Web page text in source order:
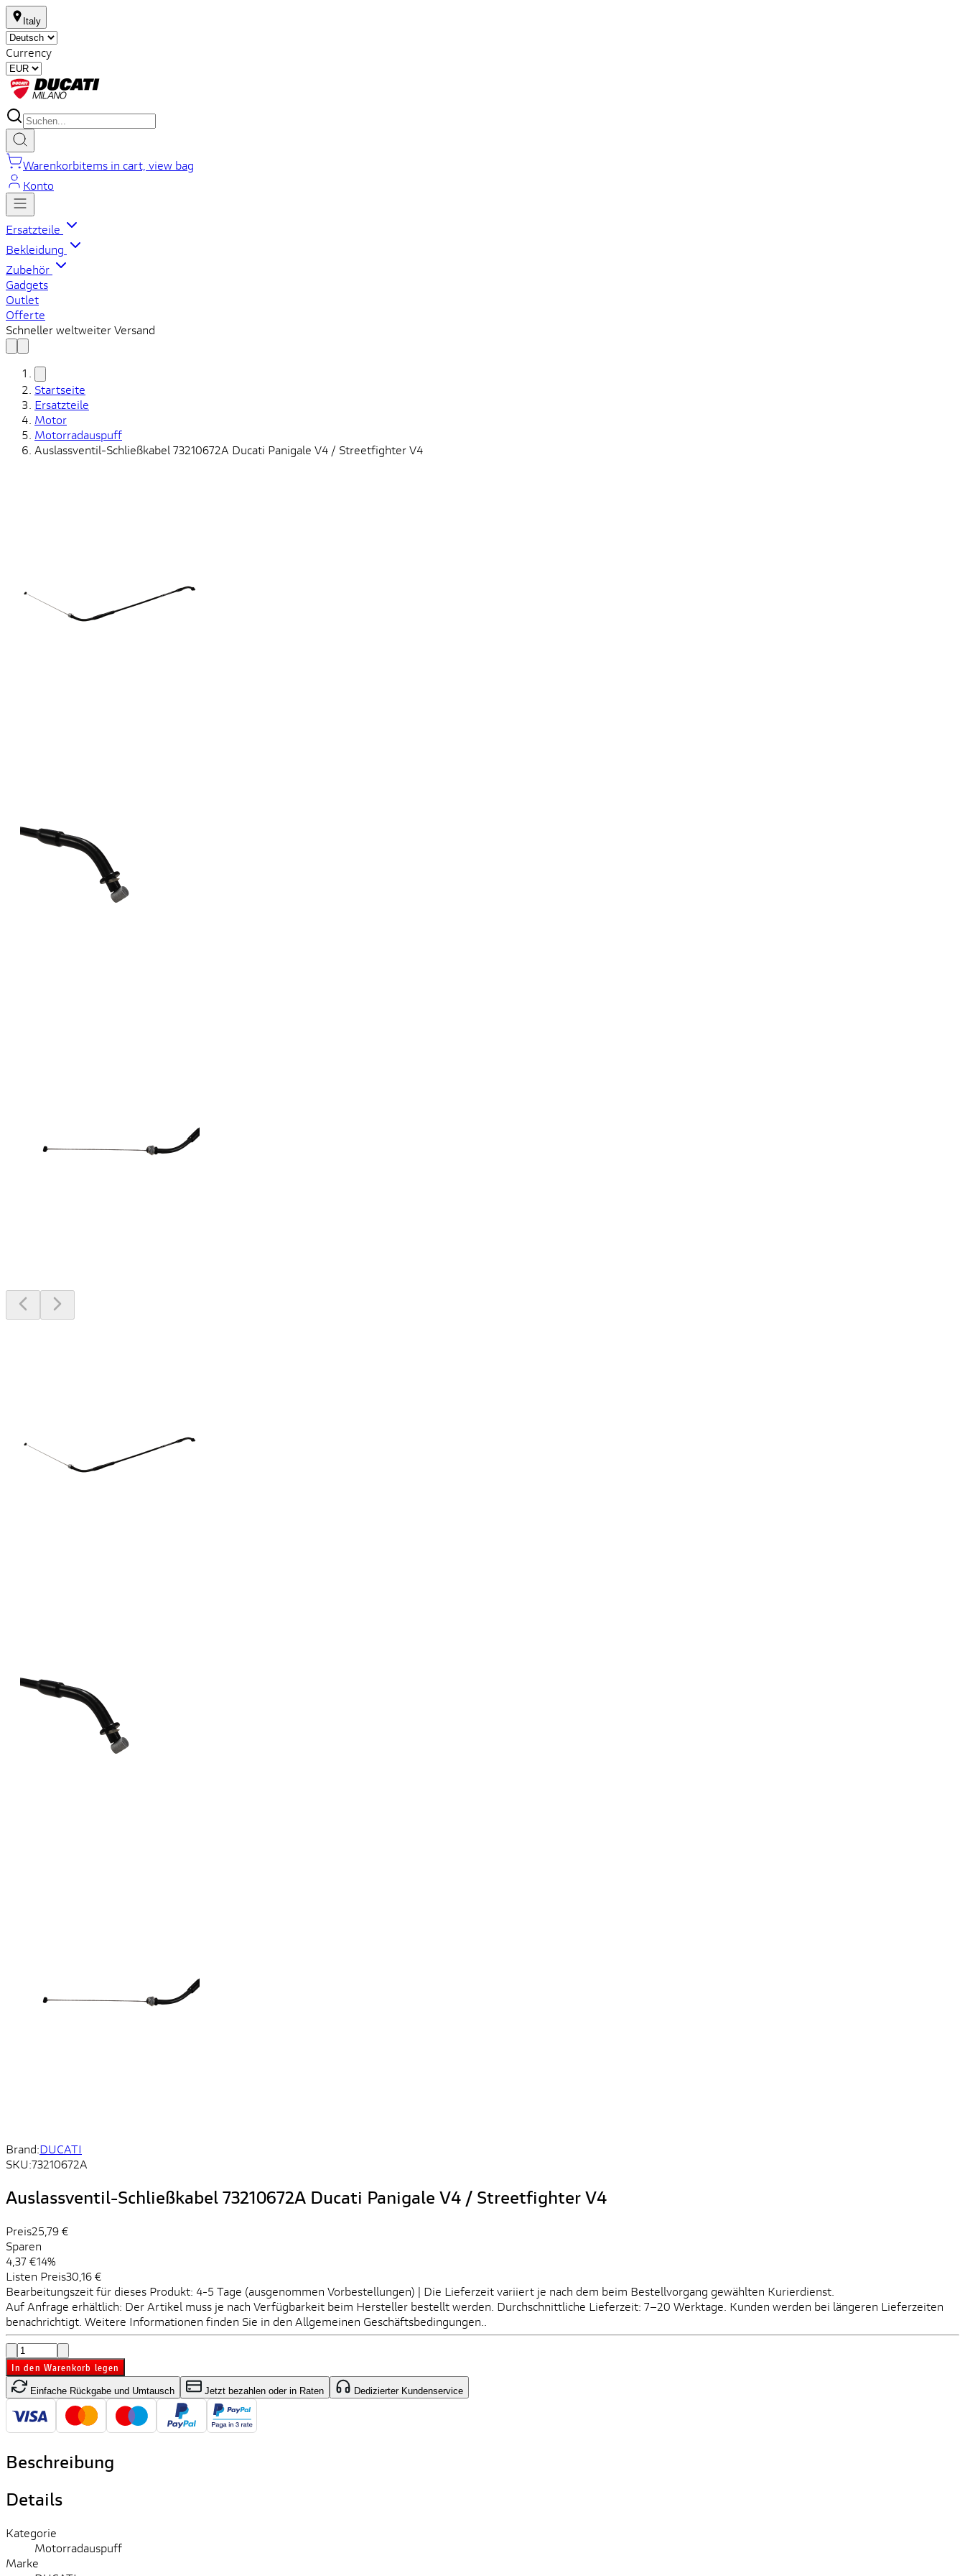
Italy
Currency
Warenkorbitems in cart, view bag
Konto
Ersatzteile
Bekleidung
Zubehör
Gadgets
Outlet
Offerte
Schneller weltweiter Versand
Startseite
Ersatzteile
Motor
Motorradauspuff
Auslassventil-Schließkabel 73210672A Ducati Panigale V4 / Streetfighter V4
Brand:DUCATI
SKU:73210672A
Auslassventil-Schließkabel 73210672A Ducati Panigale V4 / Streetfighter V4
Preis25,79 €
Sparen
4,37 €14%
Listen Preis30,16 €
Bearbeitungszeit für dieses Produkt: 4-5 Tage (ausgenommen Vorbestellungen) | Die Lieferzeit variiert je nach dem beim Bestellvorgang gewählten Kurierdienst.
Auf Anfrage erhältlich: Der Artikel muss je nach Verfügbarkeit beim Hersteller bestellt werden. Durchschnittliche Lieferzeit: 7–20 Werktage. Kunden werden bei längeren Lieferzeiten
benachrichtigt. Weitere Informationen finden Sie in den Allgemeinen Geschäftsbedingungen..
In den Warenkorb legen
Einfache Rückgabe und Umtausch Jetzt bezahlen oder in Raten Dedizierter Kundenservice
Beschreibung
Details
Kategorie
Motorradauspuff
Marke